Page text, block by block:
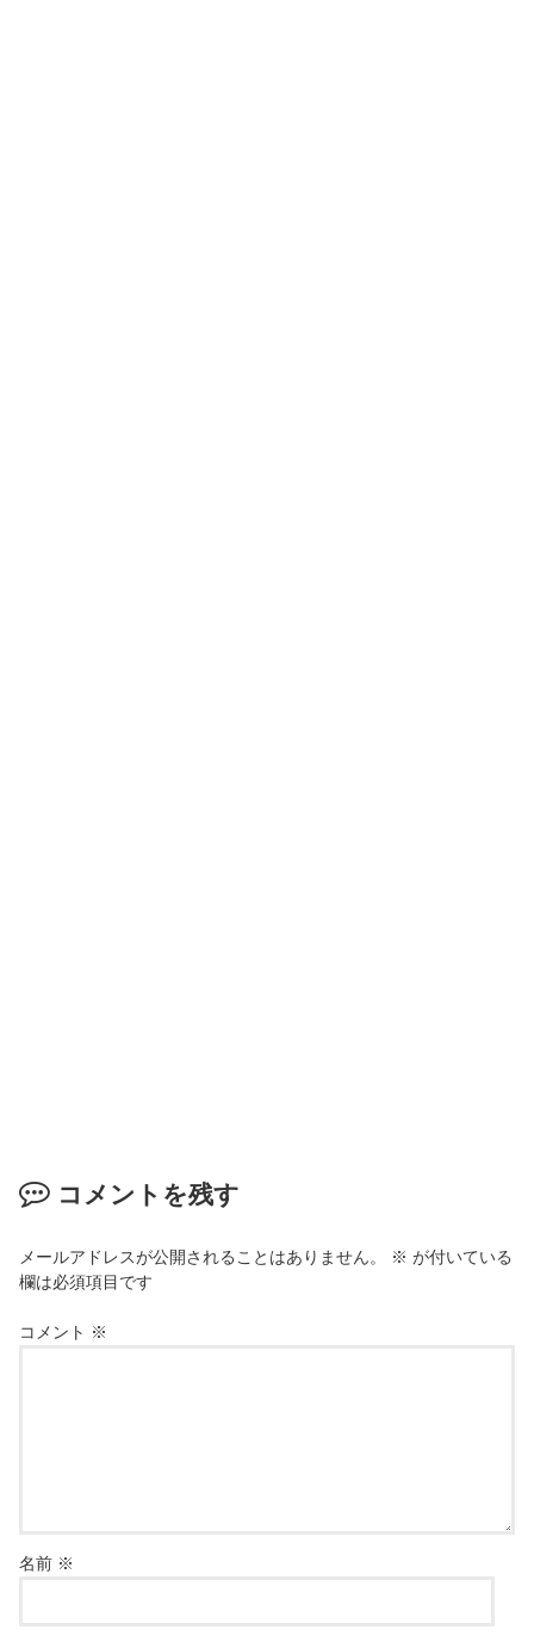
コメントを残す
メールアドレスが公開されることはありません。 ※ が付いている
欄は必須項目です
コメント ※
名前 ※